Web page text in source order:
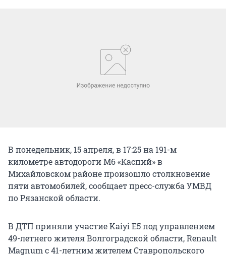
В понедельник, 15 апреля, в 17:25 на 191-м
километре автодороги М6 «Каспий» в
Михайловском районе произошло столкновение
пяти автомобилей, сообщает пресс-служба УМВД
по Рязанской области.
В ДТП приняли участие Kaiyi E5 под управлением
49-летнего жителя Волгоградской области, Renault
Magnum c 41-летним жителем Ставропольского